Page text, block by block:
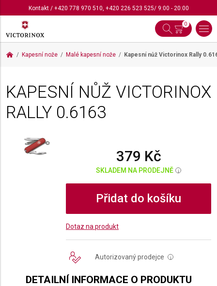
Kontakt/ +420 778 970 510, +420 226 523 525/ 9:00 - 20:00
0
Kapesní nože Malé kapesní nože Kapesní nůž Victorinox Rally
KAPESNÍ NŮŽ VICTORINOX
RALLY 0.6163
379 Kč
SKLADEM NA PRODEJNĚ i
Přidat do košíku
Dotaz na produkt
Autorizovaný prodejce i
DETAILNÍ INFORMACE O PRODUKTU